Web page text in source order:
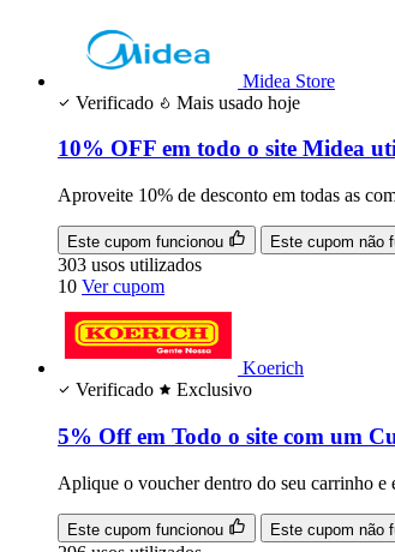
Midea Store
Verificado
Mais usado hoje
10% OFF em todo o site Midea
Aproveite 10% de desconto em todas as
Este cupom funcionou Este cupom não
303 usos utilizados
10 Ver cupom
Koerich
Verificado
Exclusivo
5% Off em Todo o site com um
Aplique o voucher dentro do seu carrinho
Este cupom funcionou Este cupom não